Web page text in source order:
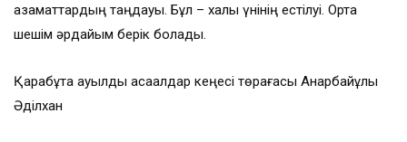
азаматтардың таңдауы. Бұл – халық үнінің естілуі. Ортақ
шешім әрдайым берік болады.
Қарабұтақ ауылдық ақсақалдар кеңесі төрағасы Анарбайұлы
Әділхан